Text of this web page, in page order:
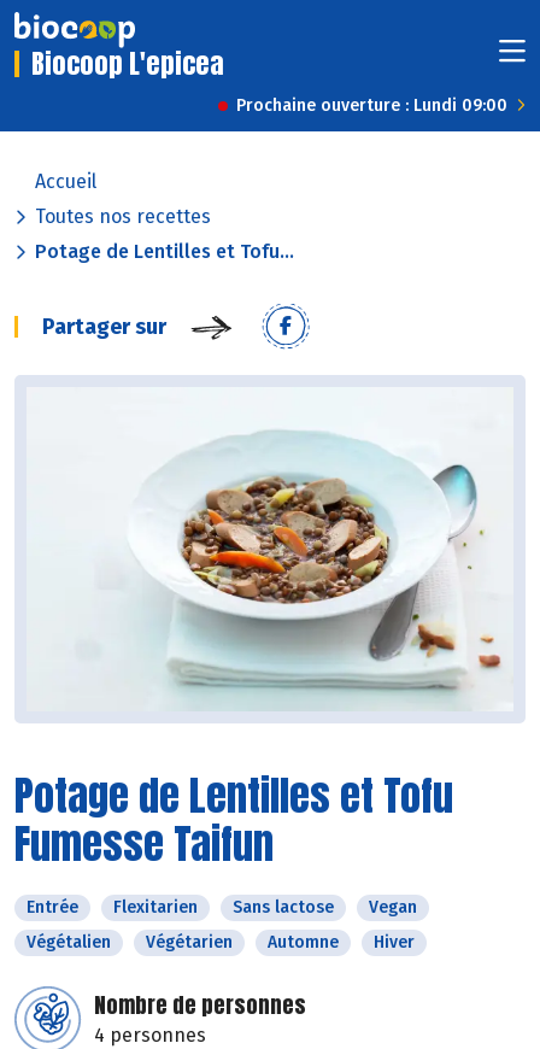
Biocoop L'epicea
Prochaine ouverture : Lundi 09:00
Accueil
Toutes nos recettes
Potage de Lentilles et Tofu...
Partager sur
Potage de Lentilles et Tofu
Fumesse Taifun
Entrée Flexitarien Sans lactose
Vegan
Végétalien
Végétarien Automne Hiver
Nombre de personnes
4 personnes